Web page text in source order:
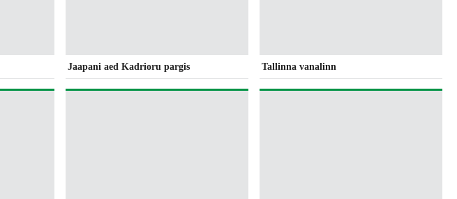
Jaapani aed Kadrioru pargis Tallinna vanalinn